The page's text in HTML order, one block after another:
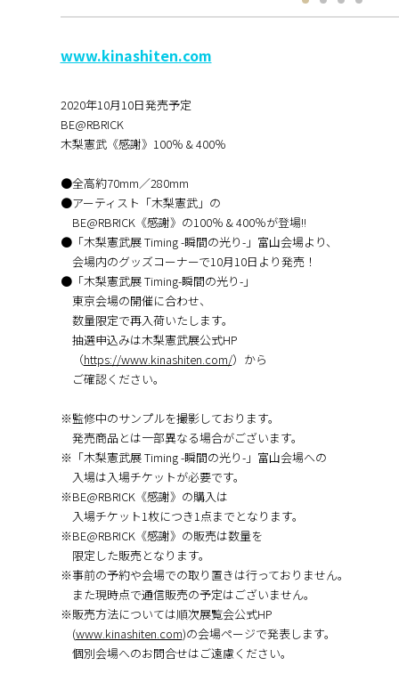
www.kinashiten.com
2020年10月10日発売予定
BE@RBRICK
木梨憲武《感謝》100％ & 400％
●全高約70mm／280mm
●アーティスト「木梨憲武」の
BE@RBRICK《感謝》の100％ & 400％が登場!!
●「木梨憲武展 Timing -瞬間の光り-」富山会場より、
会場内のグッズコーナーで10月10日より発売！
●「木梨憲武展 Timing-瞬間の光り-」
東京会場の開催に合わせ、
数量限定で再入荷いたします。
抽選申込みは木梨憲武展公式HP
（https://www.kinashiten.com/）から
ご確認ください。
※監修中のサンプルを撮影しております。
発売商品とは一部異なる場合がございます。
※「木梨憲武展 Timing -瞬間の光り-」富山会場への
入場は入場チケットが必要です。
※BE@RBRICK《感謝》の購入は
入場チケット1枚につき1点までとなります。
※BE@RBRICK《感謝》の販売は数量を
限定した販売となります。
※事前の予約や会場での取り置きは行っておりません。
また現時点で通信販売の予定はございません。
※販売方法については順次展覧会公式HP
(www.kinashiten.com)の会場ページで発表します。
個別会場へのお問合せはご遠慮ください。